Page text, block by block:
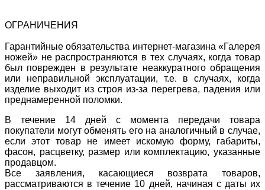
ОГРАНИЧЕНИЯ
Гарантийные обязательства интернет-магазина «Галерея
ножей» не распространяются в тех случаях, когда товар
был поврежден в результате неаккуратного обращения
или неправильной эксплуатации, т.е. в случаях, когда
изделие выходит из строя из-за перегрева, падения или
преднамеренной поломки.
В течение 14 дней с момента передачи товара
покупатели могут обменять его на аналогичный в случае,
если этот товар не имеет искомую форму, габариты,
фасон, расцветку, размер или комплектацию, указанные
продавцом.
Все заявления, касающиеся возврата товаров,
рассматриваются в течение 10 дней, начиная с даты их